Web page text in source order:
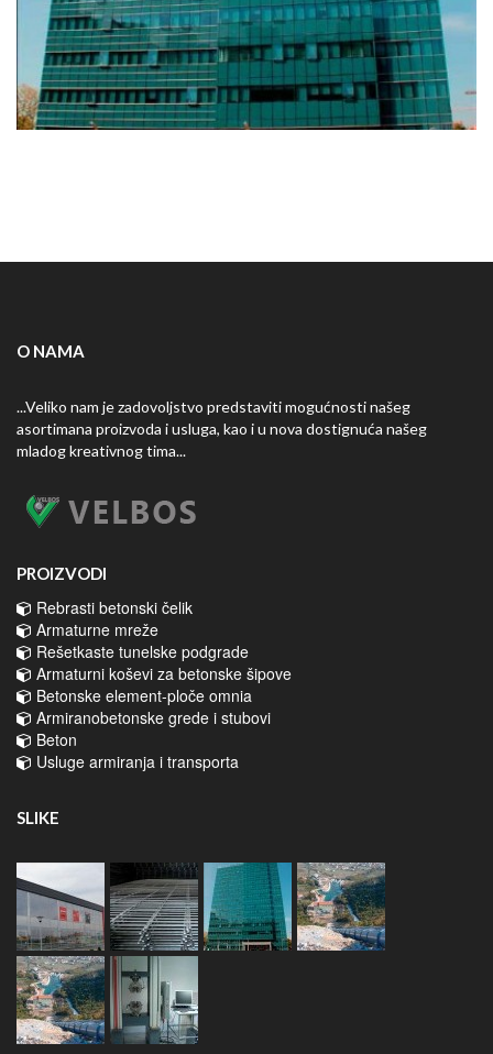
Shopping Grando centar Sarajevo, Bosna i Hercegovina
Vrijednost objekta 2,5 miliona KM 2.413,54 kvadra...
Hercegovina
Administrativni centar od 180 miliona KM 23.036...
O NAMA
...Veliko nam je zadovoljstvo predstaviti mogućnosti našeg
asortimana proizvoda i usluga, kao i u nova dostignuća našeg
mladog kreativnog tima...
PROIZVODI
Rebrasti betonski čelik
Armaturne mreže
Rešetkaste tunelske podgrade
Armaturni koševi za betonske šipove
Betonske element-ploče omnia
Armiranobetonske grede i stubovi
Beton
Usluge armiranja i transporta
SLIKE